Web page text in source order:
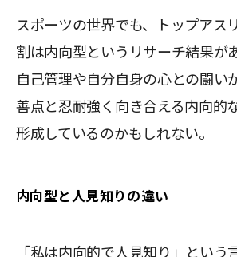
スポーツの世界でも、トップアス
割は内向型というリサーチ結果が
自己管理や自分自身の心との闘い
善点と忍耐強く向き合える内向的
形成しているのかもしれない。
内向型と人見知りの違い
「私は内向的で人見知り」という